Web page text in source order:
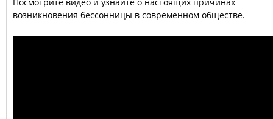
возникновения бессонницы в современном обществе.